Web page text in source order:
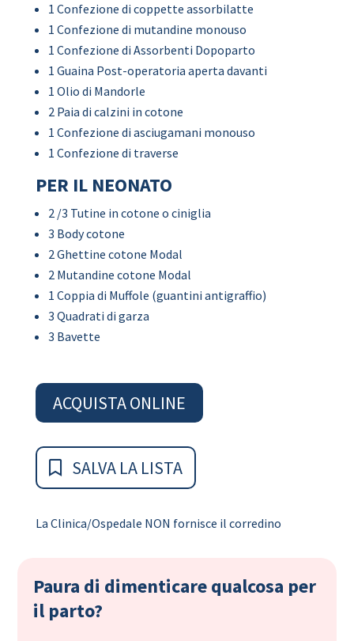
1 Confezione di coppette assorbilatte
1 Confezione di mutandine monouso
1 Confezione di Assorbenti Dopoparto
1 Guaina Post-operatoria aperta davanti
1 Olio di Mandorle
2 Paia di calzini in cotone
1 Confezione di asciugamani monouso
1 Confezione di traverse
PER IL NEONATO
2 /3 Tutine in cotone o ciniglia
3 Body cotone
2 Ghettine cotone Modal
2 Mutandine cotone Modal
1 Coppia di Muffole (guantini antigraffio)
3 Quadrati di garza
3 Bavette
ACQUISTA ONLINE
SALVA LA LISTA
La Clinica/Ospedale NON fornisce il corredino
Paura di dimenticare qualcosa per
il parto?